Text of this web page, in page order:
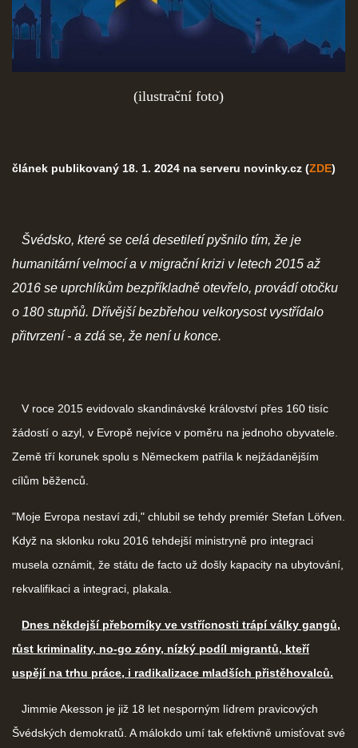
(ilustrační foto)
článek publikovaný 18. 1. 2024 na serveru novinky.cz (ZDE)
Švédsko, které se celá desetiletí pyšnilo tím, že je
humanitární velmocí a v migrační krizi v letech 2015 až
2016 se uprchlíkům bezpříkladně otevřelo, provádí otočku
o 180 stupňů. Dřívější bezbřehou velkorysost vystřídalo
přitvrzení - a zdá se, že není u konce.
V roce 2015 evidovalo skandinávské království přes 160 tisíc
žádostí o azyl, v Evropě nejvíce v poměru na jednoho obyvatele.
Země tří korunek spolu s Německem patřila k nejžádanějším
cílům běženců.
"Moje Evropa nestaví zdi," chlubil se tehdy premiér Stefan Löfven.
Když na sklonku roku 2016 tehdejší ministryně pro integraci
musela oznámit, že státu de facto už došly kapacity na ubytování,
rekvalifikaci a integraci, plakala.
Dnes někdejší přeborníky ve vstřícnosti trápí války gangů,
růst kriminality, no-go zóny, nízký podíl migrantů, kteří
uspějí na trhu práce, i radikalizace mladších přistěhovalců.
Jimmie Akesson je již 18 let nesporným lídrem pravicových
Švédských demokratů. A málokdo umí tak efektivně umisťovat své